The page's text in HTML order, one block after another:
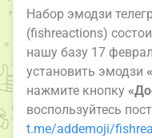
Набор эмодзи
(fishreactions)
нашу базу 17
установить эмодзи
нажмите кнопку
воспользуйтесь
t.me/addemoji/